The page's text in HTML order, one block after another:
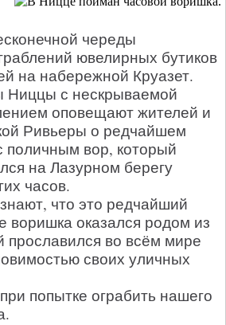
череды
ювелирных бутиков
на набережной Круазет.
Ниццы с нескрываемой
оповещают жителей и
Ривьеры о редчайшем
поличным вор, который
на Лазурном берегу
часов.
что это редчайший
воришка оказался родом из
прославился во всём мире
своих уличных
попытке ограбить нашего